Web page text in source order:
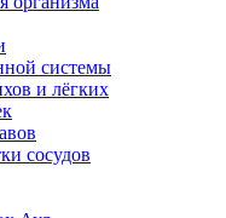
системы
и лёгких
сосудов